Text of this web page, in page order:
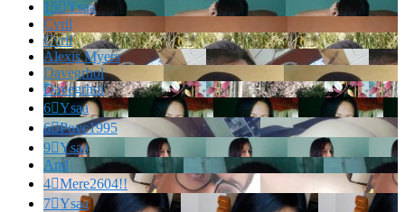
15Ysaa
Cvril
Cvril
Alexis Myers
Davegrhol
Davegrhol
6Ysaa
6Povc1995
9Ysaa
And
4Mere2604!!
7Ysaa